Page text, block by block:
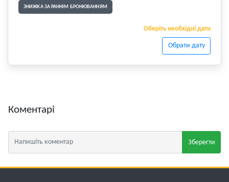
ЗНИЖКА ЗА РАННІМ БРОНЮВАННЯМ
Оберіть необхідні дати
Обрати дату
Коментарі
Зберегти